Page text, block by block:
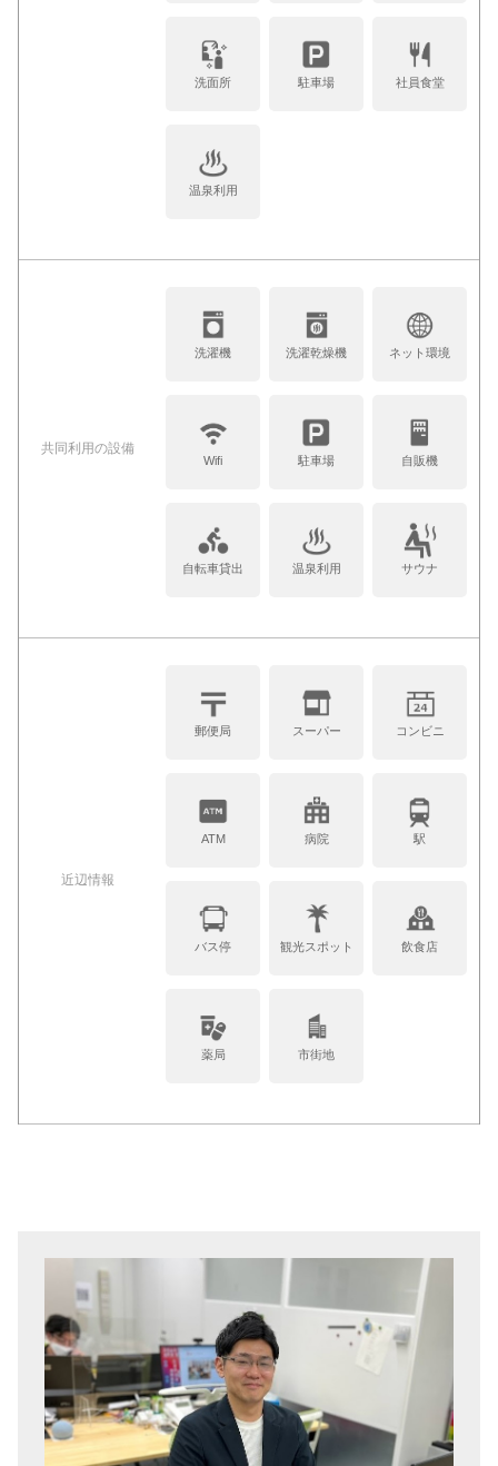
洗面所 駐車場 社員食堂
温泉利用
共同利⽤の設備
洗濯機 洗濯乾燥機 ネット環境
Wifi 駐車場 自販機
自転車貸出 温泉利用 サウナ
近辺情報
郵便局 スーパー コンビニ
ATM 病院 駅
バス停 観光スポット 飲食店
薬局 市街地